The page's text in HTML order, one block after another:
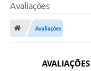
Transparência
Avaliações
Avaliações
AVALIAÇÕES